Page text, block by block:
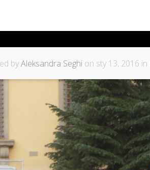
byAleksandra Seghi on sty 13, 2016 in